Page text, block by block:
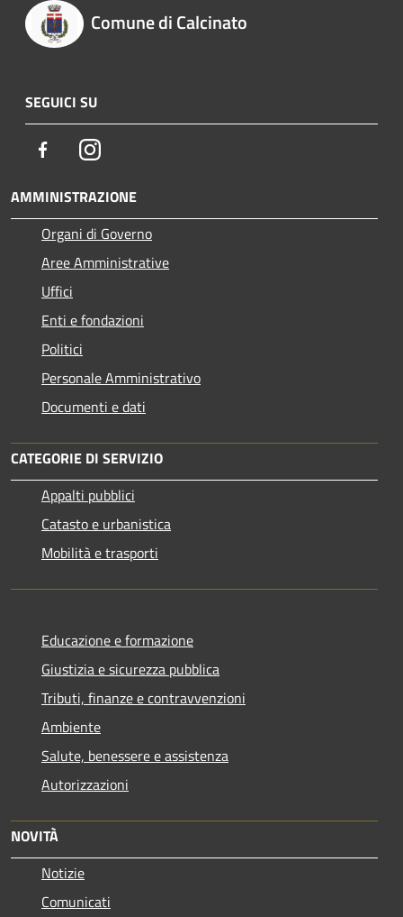
Comune di Calcinato
SEGUICI SU
FacebookInstagram
AMMINISTRAZIONE
Organi di Governo
Aree Amministrative
Uffici
Enti e fondazioni
Politici
Personale Amministrativo
Documenti e dati
CATEGORIE DI SERVIZIO
Appalti pubblici
Catasto e urbanistica
Mobilità e trasporti
Educazione e formazione
Giustizia e sicurezza pubblica
Tributi, finanze e contravvenzioni
Ambiente
Salute, benessere e assistenza
Autorizzazioni
NOVITÀ
Notizie
Comunicati